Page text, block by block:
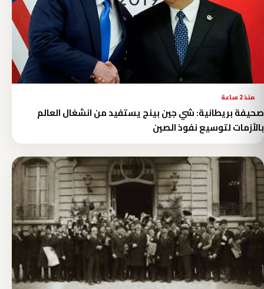
منذ 2 ساعة
صحيفة بريطانية: شي جين بينج يستفيد من انشغال العالم
بالأزمات لتوسيع نفوذ الصين